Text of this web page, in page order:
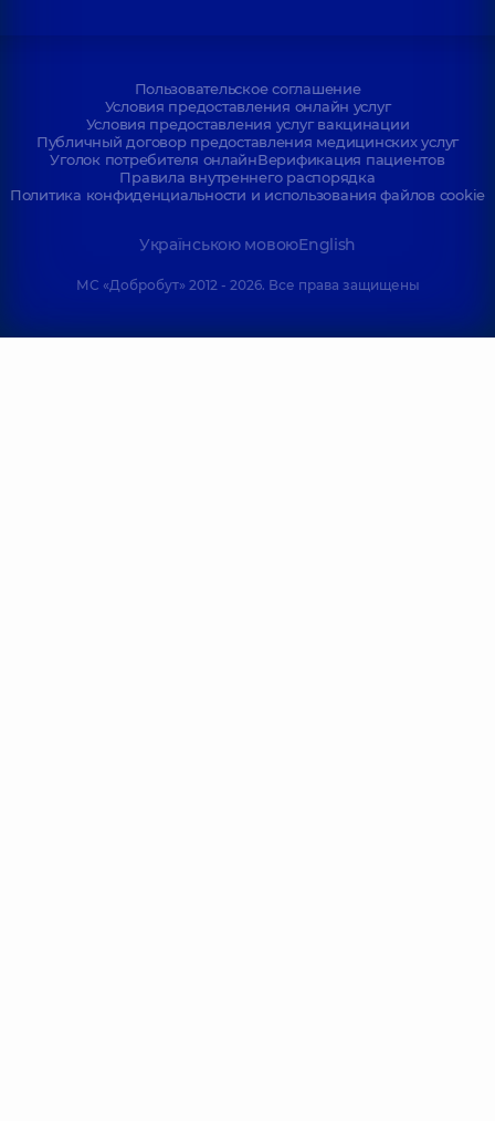
Пользовательское соглашение
Условия предоставления онлайн услуг
Условия предоставления услуг вакцинации
Публичный договор предоставления медицинских услуг
Уголок потребителя онлайнВерификация пациентов
Правила внутреннего распорядка
Политика конфиденциальности и использования файлов cookie
Українською мовоюEnglish
МС «Добробут» 2012 - 2026. Все права защищены